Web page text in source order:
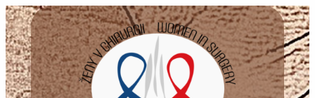
Přeskočit
na
obsah